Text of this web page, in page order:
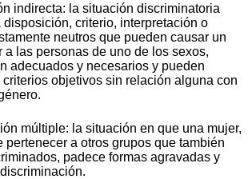
indirecta: la situación discriminatoria
disposición, criterio, interpretación o
neutros que pueden causar un
a las personas de uno de los sexos,
adecuados y necesarios y pueden
objetivos sin relación alguna con
múltiple: la situación en que una mujer,
pertenecer a otros grupos que también
padece formas agravadas y